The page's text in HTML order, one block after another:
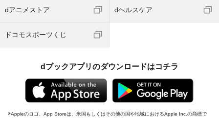
dアニメストア dヘルスケア
ドコモスポーツくじ
dブックアプリのダウンロードはコチラ
Appleのロゴ、App Storeは、米国もしくはその他の国や地域におけるApple Inc.の商標で